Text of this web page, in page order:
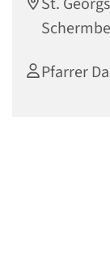
Pfarrer